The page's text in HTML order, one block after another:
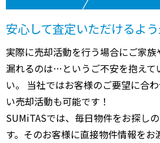
安心して査定いただけるよ
実際に売却活動を行う場合にご家
漏れるのは…というご不安を抱えて
い。 当社ではお客様のご要望に合
い売却活動も可能です！
SUMiTASでは、毎日物件をお探し
す。そのお客様に直接物件情報を